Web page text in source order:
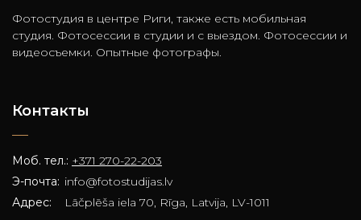
Фотостудия в центре Риги, также есть мобильная
студия. Фотосессии в студии и с выездом. Фотосессии и
видеосъемки. Опытные фотографы.
Контакты
Моб. тел.: +371 270-22-203
Э-почта: info@fotostudijas.lv
Адрес:
Lāčplēša iela 70, Rīga, Latvija, LV-1011